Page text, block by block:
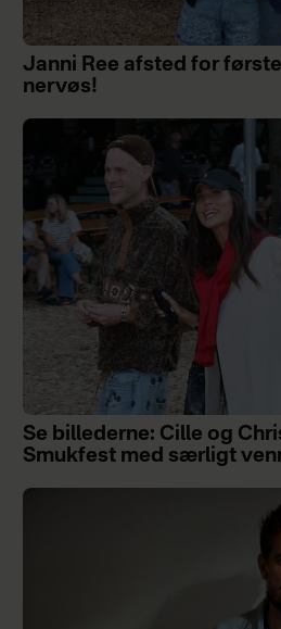
Janni Ree afsted for
nervøs!
Se billederne: Cille og
Smukfest med særligt